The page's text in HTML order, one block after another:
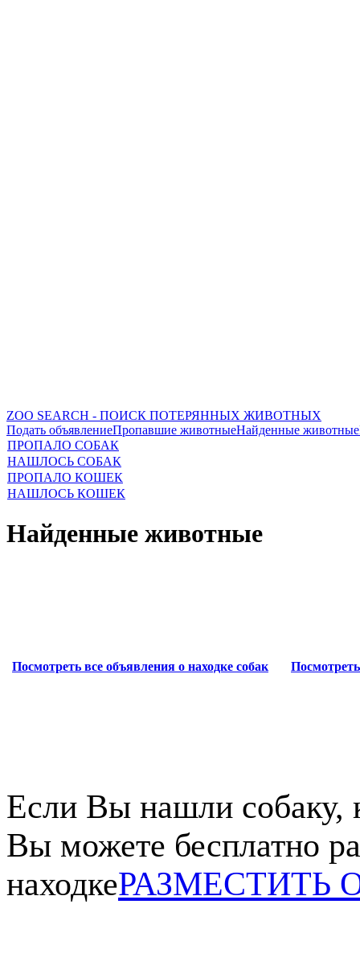
ZOO SEARCH - ПОИСК ПОТЕРЯННЫХ ЖИВОТНЫХ
Подать объявлениеПропавшие животныеНайденные животные
ПРОПАЛО СОБАК
НАШЛОСЬ СОБАК
ПРОПАЛО КОШЕК
НАШЛОСЬ КОШЕК
Найденные животные
Посмотреть все объявления о находке собак
Если Вы нашли собаку,
Вы можете бесплатно
находкеРАЗМЕСТИТЬ